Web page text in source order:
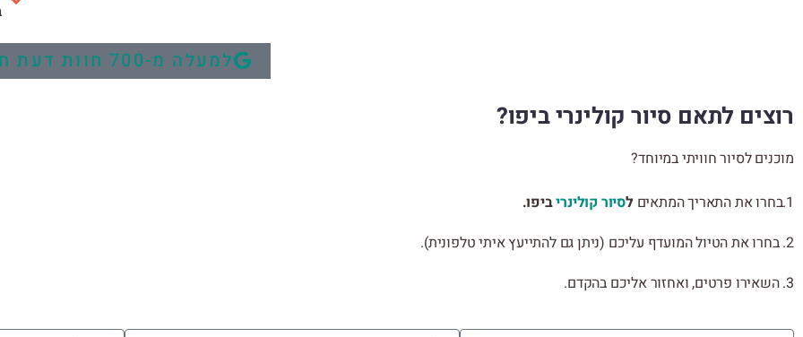
למעלה מ-700 חוות דעת חיוביות אצל ד"ר גוגל
רוצים לתאם סיור קולינרי ביפו?
מוכנים לסיור חוויתי במיוחד?
1.בחרו את התאריך המתאים לסיור קולינריביפו.
2. בחרו את הטיול המועדף עליכם (ניתן גם להתייעץ איתי טלפונית).
3. השאירו פרטים, ואחזור אליכם בהקדם.